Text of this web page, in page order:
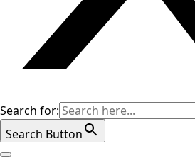
Search for:
Search Button